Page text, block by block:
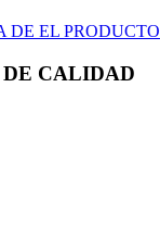
DE EL PRODUCTO
CALIDAD